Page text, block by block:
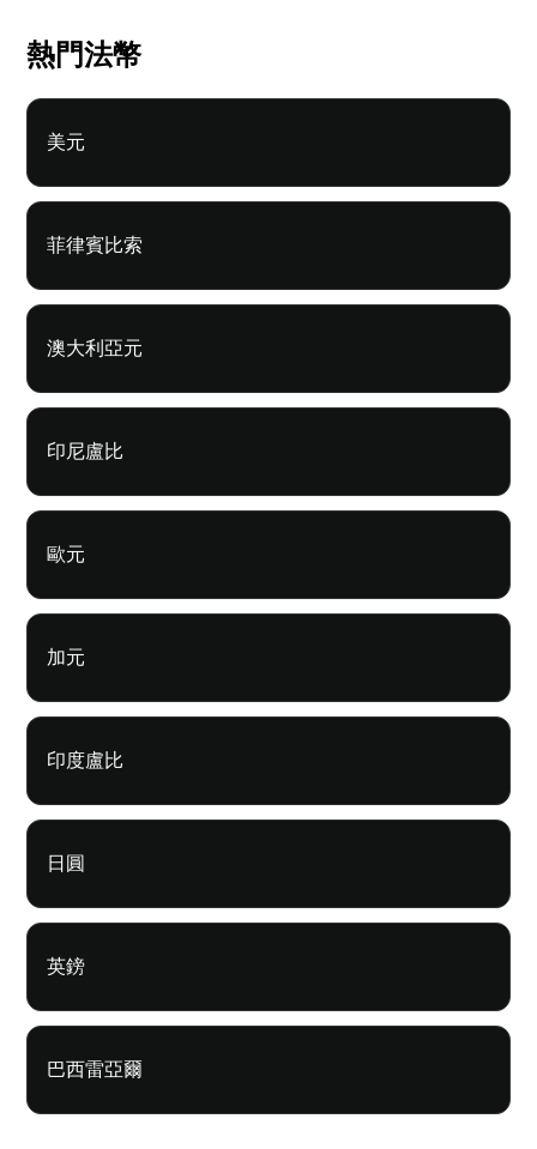
熱門法幣
美元
菲律賓比索
澳大利亞元
印尼盧比
歐元
加元
印度盧比
日圓
英鎊
巴西雷亞爾